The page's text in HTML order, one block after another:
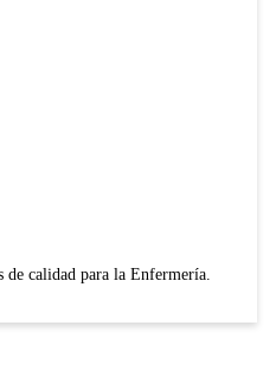
de calidad para la Enfermería.